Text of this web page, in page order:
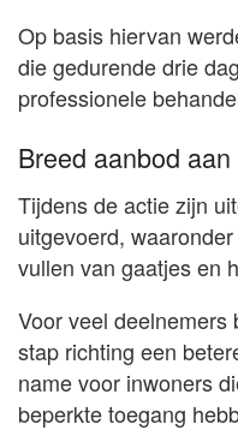
Op basis hiervan
die gedurende drie
professionele
Breed aanbod
Tijdens de actie zijn
uitgevoerd,
vullen van gaatjes en
Voor veel
stap richting een
name voor inwoners
beperkte toegang